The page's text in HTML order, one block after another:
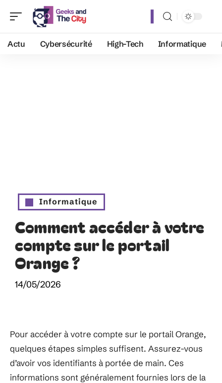
Actu Cybersécurité High-Tech Informatique
Informatique
Comment accéder à votre
compte sur le portail
Orange ?
14/05/2026
Pour accéder à votre compte sur le portail Orange,
quelques étapes simples suffisent. Assurez-vous
d’avoir vos identifiants à portée de main. Ces
informations sont généralement fournies lors de la